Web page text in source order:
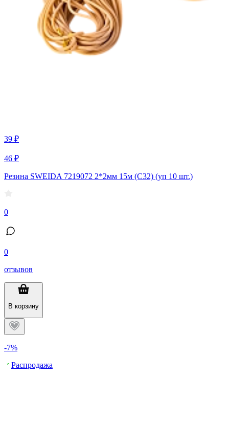
39 ₽
46 ₽
Резина SWEIDA 7219072 2*2мм 15м (С32) (уп 10 шт.)
0
0
отзывов
В корзину
-7%
Распродажа